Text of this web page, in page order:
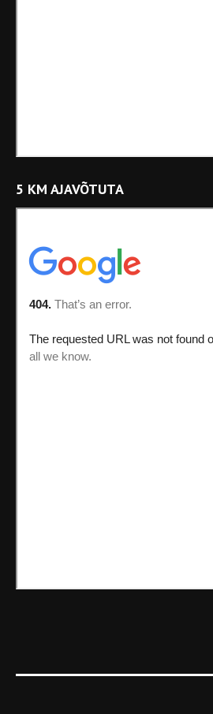
5 KM AJAVÕTUTA